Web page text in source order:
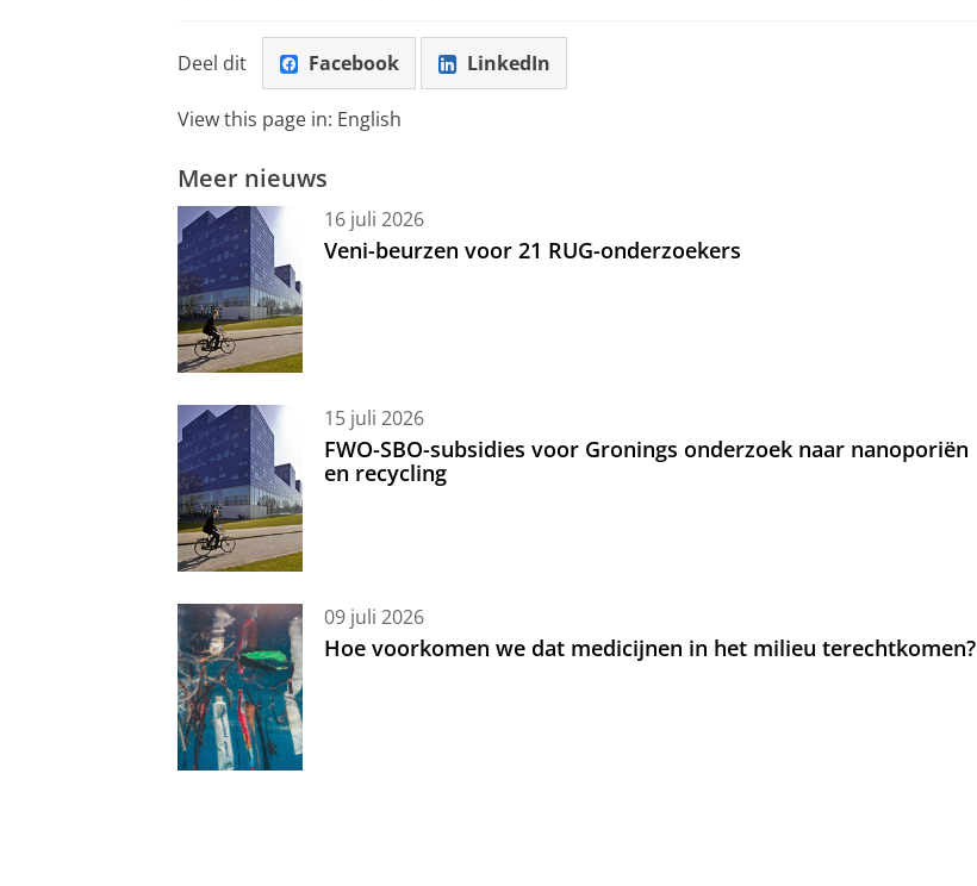
Deel dit Facebook LinkedIn
View this page in: English
Meer nieuws
16 juli 2026
Veni-beurzen voor 21 RUG-onderzoekers
15 juli 2026
FWO-SBO-subsidies voor Gronings onderzoek naar nanoporiën
en recycling
09 juli 2026
Hoe voorkomen we dat medicijnen in het milieu terechtkomen?